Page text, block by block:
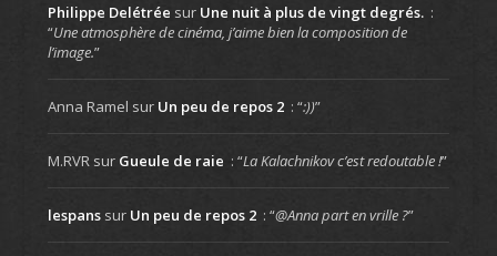
Philippe Delétrée sur Une nuit à plus de vingt degrés. :
“Une atmosphère de cinéma, j’aime bien la composition de
l’image.”
Anna Ramel sur Un peu de repos 2 : “:))”
M.RVRsur Gueule de raie : “La Kalachnikov c’est redoutable !”
lespanssur Un peu de repos 2 : “@Anna part en vrille ?”